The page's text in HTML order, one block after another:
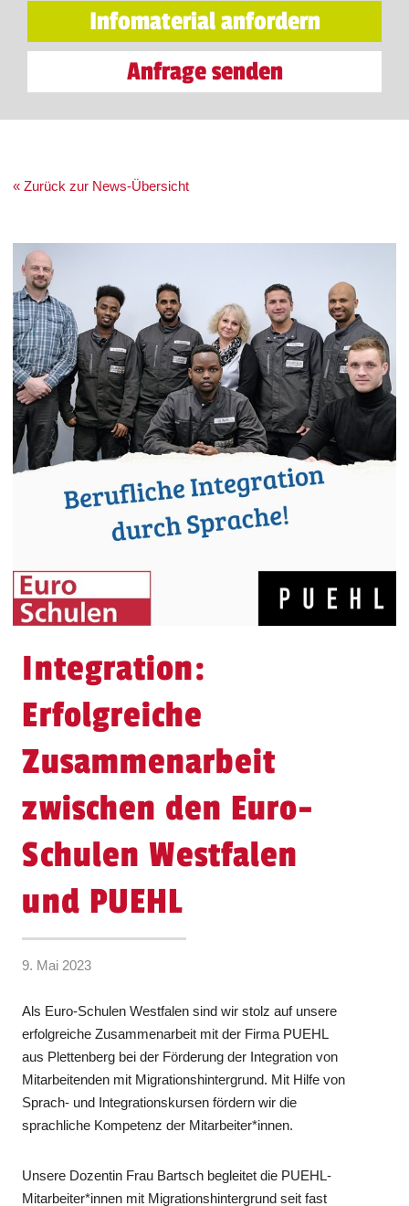
Infomaterial anfordern
Anfrage senden
« Zurück zur News-Übersicht
Integration:
Erfolgreiche
Zusammenarbeit
zwischen den Euro-
Schulen Westfalen
und PUEHL
9. Mai 2023
Als Euro-Schulen Westfalen sind wir stolz auf unsere
erfolgreiche Zusammenarbeit mit der Firma PUEHL
aus Plettenberg bei der Förderung der Integration von
Mitarbeitenden mit Migrationshintergrund. Mit Hilfe von
Sprach- und Integrationskursen fördern wir die
sprachliche Kompetenz der Mitarbeiter*innen.
Unsere Dozentin Frau Bartsch begleitet die PUEHL-
Mitarbeiter*innen mit Migrationshintergrund seit fast